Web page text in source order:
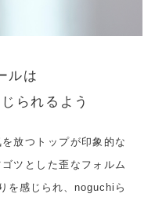
ルは
られるよう
放つトップが印象的な
ツとした歪なフォルム
を感じられ、noguchiら